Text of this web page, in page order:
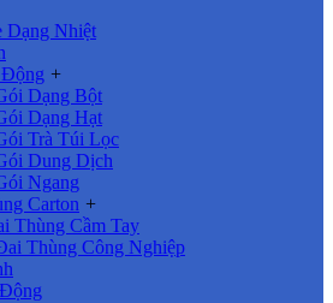
Dạng Nhiệt
+
Dạng Bột
Dạng Hạt
Trà Túi Lọc
Dung Dịch
Ngang
Carton +
Thùng Cầm Tay
Thùng Công Nghiệp